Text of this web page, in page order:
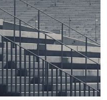
ПАСХИ!